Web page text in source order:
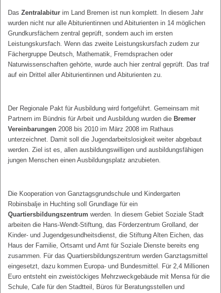
Das Zentralabitur im Land Bremen ist nun komplett. In diesem Jahr
wurden nicht nur alle Abiturientinnen und Abiturienten in 14 möglichen
Grundkursfächern zentral geprüft, sondern auch im ersten
Leistungskursfach. Wenn das zweite Leistungskursfach zudem zur
Fächergruppe Deutsch, Mathematik, Fremdsprachen oder
Naturwissenschaften gehörte, wurde auch hier zentral geprüft. Das traf
auf ein Drittel aller Abiturientinnen und Abiturienten zu.
Der Regionale Pakt für Ausbildung wird fortgeführt. Gemeinsam mit
Partnern im Bündnis für Arbeit und Ausbildung wurden die Bremer
Vereinbarungen 2008 bis 2010 im März 2008 im Rathaus
unterzeichnet. Damit soll die Jugendarbeitslosigkeit weiter abgebaut
werden. Ziel ist es, allen ausbildungswilligen und ausbildungsfähigen
jungen Menschen einen Ausbildungsplatz anzubieten.
Die Kooperation von Ganztagsgrundschule und Kindergarten
Robinsbalje in Huchting soll Grundlage für ein
Quartiersbildungszentrum werden. In diesem Gebiet Soziale Stadt
arbeiten die Hans-Wendt-Stiftung, das Förderzentrum Grolland, der
Kinder- und Jugendgesundheitsdienst, die Stiftung Alten Eichen, das
Haus der Familie, Ortsamt und Amt für Soziale Dienste bereits eng
zusammen. Für das Quartiersbildungszentrum werden Ganztagsmittel
eingesetzt, dazu kommen Europa- und Bundesmittel. Für 2,4 Millionen
Euro entsteht ein zweistöckiges Mehrzweckgebäude mit Mensa für die
Schule, Cafe für den Stadtteil, Büros für Beratungsstellen und